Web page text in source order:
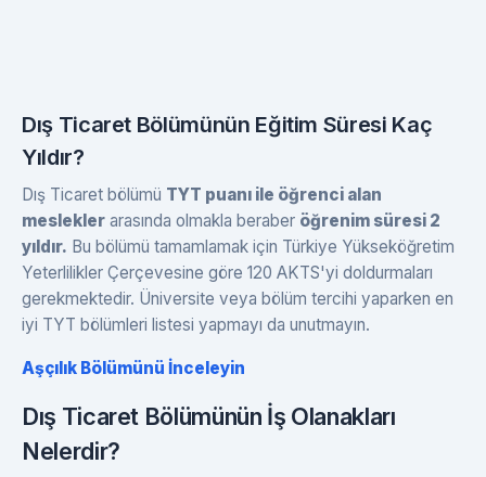
Dış Ticaret Bölümünün Eğitim Süresi Kaç
Yıldır?
Dış Ticaret bölümü TYT puanı ile öğrenci alan
meslekler arasında olmakla beraber öğrenim süresi 2
yıldır. Bu bölümü tamamlamak için Türkiye Yükseköğretim
Yeterlilikler Çerçevesine göre 120 AKTS'yi doldurmaları
gerekmektedir. Üniversite veya bölüm tercihi yaparken en
iyi TYT bölümleri listesi yapmayı da unutmayın.
Aşçılık Bölümünü İnceleyin
Dış Ticaret Bölümünün İş Olanakları
Nelerdir?